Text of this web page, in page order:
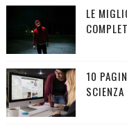
LE
10
SCIENZA